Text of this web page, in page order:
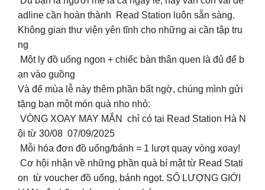
adline cần hoàn thành Read Station luôn sẵn sàng.
Không gian thư viện yên tĩnh cho những ai cần tập tru
ng
Một ly đồ uống ngon + chiếc bàn thân quen là đủ để b
ạn vào guồng
Và để mùa lễ này thêm phần bất ngờ, chúng mình gửi
tặng bạn một món quà nho nhỏ:
VÒNG XOAY MAY MẮN chỉ có tại Read Station Hà N
ội từ 30/08 07/09/2025
Mỗi hóa đơn đồ uống/bánh = 1 lượt quay vòng xoay!
Cơ hội nhận về những phần quà bí mật từ Read Stati
on từ voucher đồ uống, bánh ngọt. SỐ LƯỢNG GIỚI